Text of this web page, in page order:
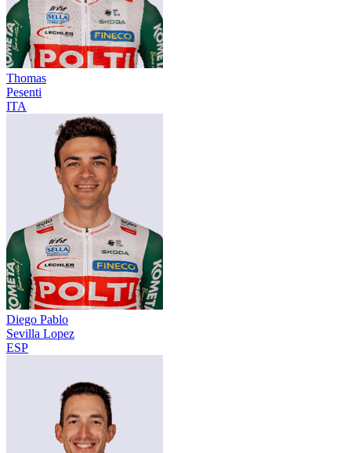
Thomas
Pesenti
ITA
Diego Pablo
Sevilla Lopez
ESP